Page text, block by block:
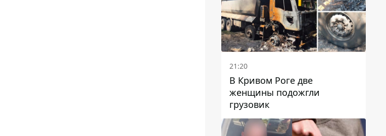
21:20
В Кривом Роге две
женщины подожгли
грузовик